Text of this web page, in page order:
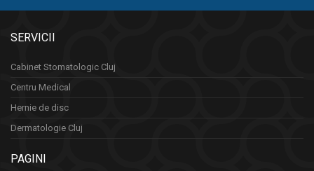
SERVICII
Cabinet Stomatologic Cluj
Centru Medical
Hernie de disc
Dermatologie Cluj
PAGINI